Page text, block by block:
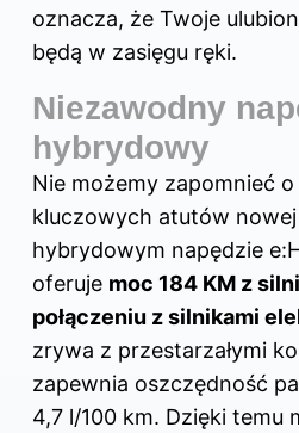
oznacza, że Twoje
będą w zasięgu ręki.
Niezawodny
hybrydowy
Nie możemy zapomnieć
kluczowych atutów nowej
hybrydowym napędzie
oferuje moc 184 KM z
połączeniu z silnikami
zrywa z przestarzałymi
zapewnia oszczędność
4,7 l/100 km. Dzięki temu